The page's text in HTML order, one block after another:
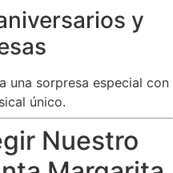
y
una sorpresa especial con
único.
Nuestro